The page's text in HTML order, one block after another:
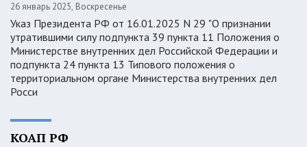
26 январь 2025, Воскресенье
Указ Президента РФ от 16.01.2025 N 29 "О признании
утратившими силу подпункта 39 пункта 11 Положения о
Министерстве внутренних дел Российской Федерации и
подпункта 24 пункта 13 Типового положения о
территориальном органе Министерства внутренних дел
Росси
КОАП РФ